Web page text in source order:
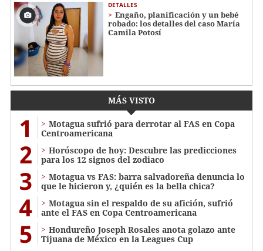
DETALLES
Engaño, planificación y un bebé
robado: los detalles del caso María
Camila Potosí
MÁS VISTO
1
Motagua sufrió para derrotar al FAS en Copa
Centroamericana
2
Horóscopo de hoy: Descubre las predicciones
para los 12 signos del zodiaco
3
Motagua vs FAS: barra salvadoreña denuncia lo
que le hicieron y, ¿quién es la bella chica?
4
Motagua sin el respaldo de su afición, sufrió
ante el FAS en Copa Centroamericana
5
Hondureño Joseph Rosales anota golazo ante
Tijuana de México en la Leagues Cup